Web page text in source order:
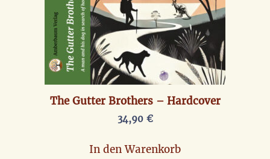
The Gutter Brothers – Hardcover
34,90 €
In den Warenkorb